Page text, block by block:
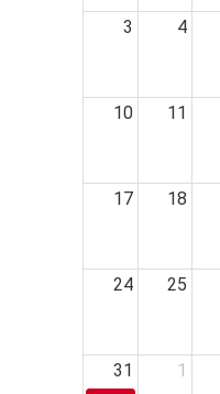
3 4
10 11
17 18
24 25
31 1